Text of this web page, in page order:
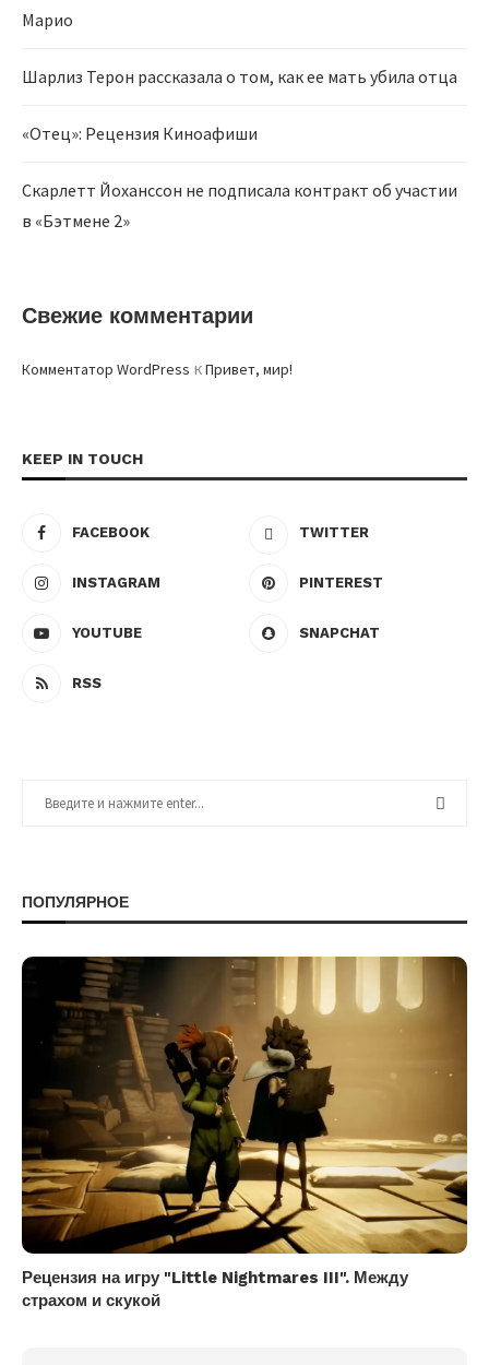
Марио
Шарлиз Терон рассказала о том, как ее мать убила отца
«Отец»: Рецензия Киноафиши
Скарлетт Йоханссон не подписала контракт об участии
в «Бэтмене 2»
Свежие комментарии
Комментатор WordPress кПривет, мир!
KEEP IN TOUCH
FACEBOOK TWITTER
INSTAGRAM PINTEREST
YOUTUBE SNAPCHAT
RSS
ПОПУЛЯРНОЕ
Рецензия на игру "Little Nightmares III". Между
страхом и скукой